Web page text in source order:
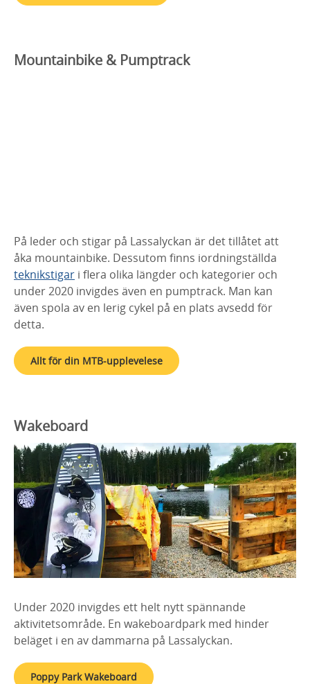
Mountainbike & Pumptrack
På leder och stigar på Lassalyckan är det tillåtet att
åka mountainbike. Dessutom finns iordningställda
teknikstigar i flera olika längder och kategorier och
under 2020 invigdes även en pumptrack. Man kan
även spola av en lerig cykel på en plats avsedd för
detta.
Allt för din MTB-upplevelese
Wakeboard
Under 2020 invigdes ett helt nytt spännande
aktivitetsområde. En wakeboardpark med hinder
beläget i en av dammarna på Lassalyckan.
Poppy Park Wakeboard